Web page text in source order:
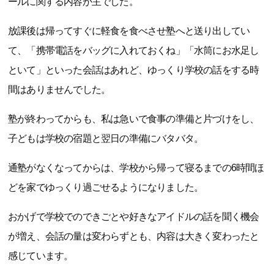
放課後は帰ってすぐに軽食を食べさせ塾へと送り出してい
て、「携帯電話をバッグに入れておくね」「水筒にお水足し
といて」といった会話はあれど、ゆっくり学校の話をする時
間はありませんでした。
塾が終わってからも、私は急いで食事の準備と片づけをし、
子どもは学校の宿題と翌日の準備にバタバタ。
通塾がなくなってからは、学校から帰って寝るまでの6時間ほ
どを家でゆっくり過ごせるようになりました。
おかげで学校でのできごとや好きなアイドルの話を聞く機会
が増え、会話の量は変わらずとも、内容は大きく変わったと
感じています。